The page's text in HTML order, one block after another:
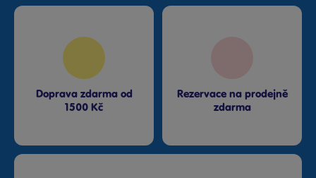
Doprava zdarma od
1500 Kč
Rezervace na prodejně
zdarma